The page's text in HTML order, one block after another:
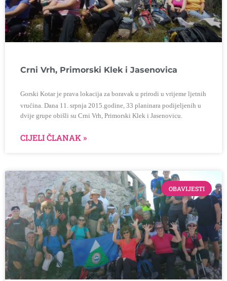
Crni Vrh, Primorski Klek i Jasenovica
Gorski Kotar je prava lokacija za boravak u prirodi u vrijeme ljetnih
vrućina. Dana 11. srpnja 2015.godine, 33 planinara podijeljenih u
dvije grupe obišli su Crni Vrh, Primorski Klek i Jasenovicu.
CIJELI ČLANAK »
OBAVIJESTI